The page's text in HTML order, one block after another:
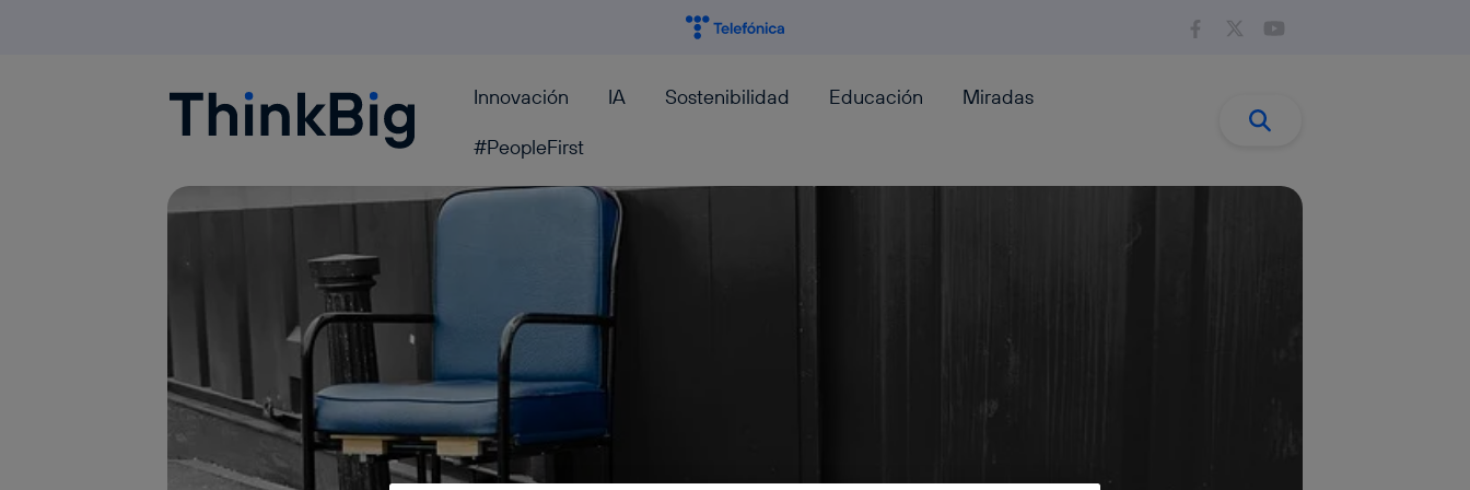
Blogthinkbig.com Innovación IA Sostenibilidad Educación
Miradas
#PeopleFirst
Buscar